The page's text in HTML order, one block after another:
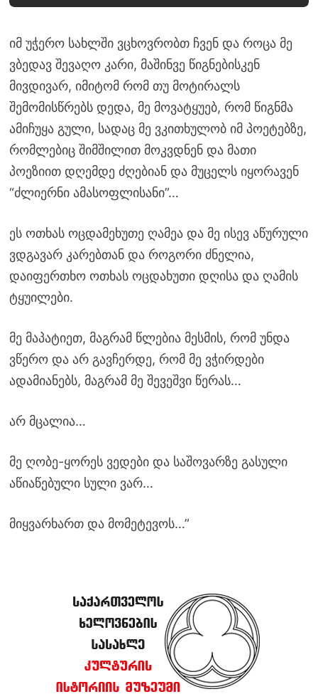
იმ უჭერო სახლში ვცხოვრობთ ჩვენ და როცა მე
ვბედავ შევაღო კარი, მაშინვე წიგნებისკენ
მივდივარ, იმიტომ რომ თუ მოტირალს
შემომისწრებს დედა, მე მოვატყუებ, რომ წიგნმა
ამიჩუყა გული, სადაც მე ვკითხულობ იმ პოეტებზე,
რომლებიც შიმშილით მოკვდნენ და მათი
პოეზიით დღემდე ძღებიან და მუცელს იყორავენ
“ძლიერნი ამასოფლისანი”…
ეს ოთხას ოცდამეხუთე ღამეა და მე ისევ აწურული
ვდგავარ კარებთან და როგორი ძნელია,
დაიფერთხო ოთხას ოცდახუთი დღისა და ღამის
ტყუილები.
მე მაპატიეთ, მაგრამ წლებია მესმის, რომ უნდა
ვწერო და არ გავჩერდე, რომ მე ვჭირდები
ადამიანებს, მაგრამ მე შევეშვი წერას…
არ მცალია…
მე ღობე-ყორეს ვედები და საშოვარზე გასული
აწიაწებული სული ვარ…
მიყვარხართ და მომეტევოს…”